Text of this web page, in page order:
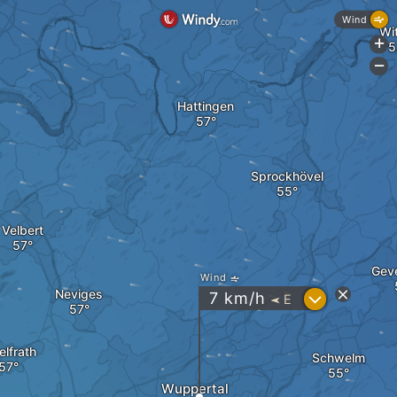
Wuppertal
Neviges
Velbert
Schwelm
Sprockhövel
Hattingen
Wind
7 km/h " E ?
Wind
+
-